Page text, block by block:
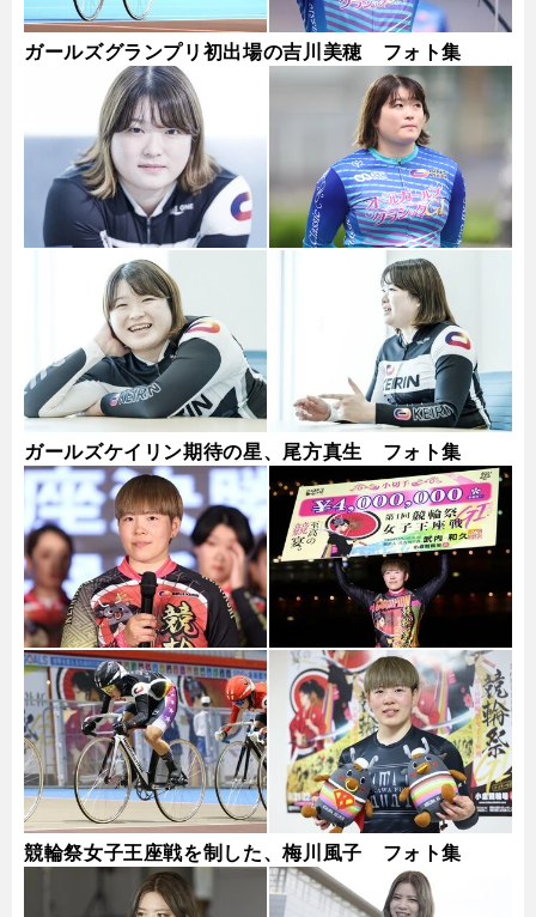
ガールズグランプリ初出場の吉川美穂 フォト集
ガールズケイリン期待の星、尾方真生 フォト集
競輪祭女子王座戦を制した、梅川風子 フォト集